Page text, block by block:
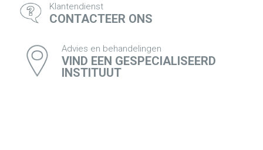
Klantendienst
CONTACTEER ONS
Advies en behandelingen
VIND EEN GESPECIALISEERD
INSTITUUT